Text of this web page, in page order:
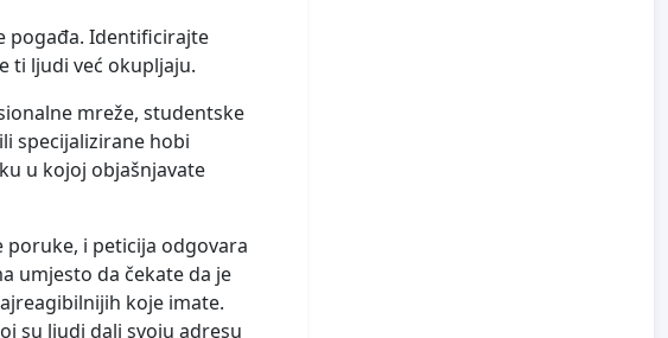
pogađa. Identificirajte
ti ljudi već okupljaju.
mreže, studentske
specijalizirane hobi
u kojoj objašnjavate
i peticija odgovara
umjesto da čekate da je
koje imate.
su ljudi dali svoju adresu